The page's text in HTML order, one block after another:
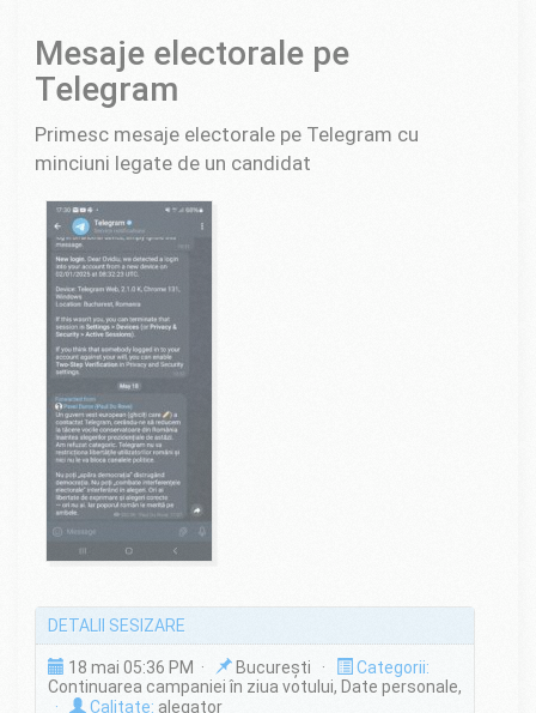
Mesaje electorale pe
Telegram
Primesc mesaje electorale pe Telegram cu
minciuni legate de un candidat
DETALII SESIZARE
18 mai 05:36 PM · București ·
Categorii:
Continuarea campaniei în ziua votului, Date personale,
·
Calitate: alegator